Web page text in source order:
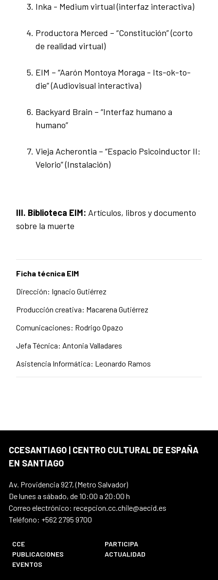
Inka - Medium virtual (interfaz interactiva)
Productora Merced – “Constitución” (corto
de realidad virtual)
EIM – “Aarón Montoya Moraga - Its-ok-to-
die” (Audiovisual interactiva)
Backyard Brain – “Interfaz humano a
humano”
Vieja Acherontia – “Espacio Psicoinductor II:
Velorio” (Instalación)
III. Biblioteca EIM: Artículos, libros y documento
sobre la muerte
Ficha técnica EIM
Dirección: Ignacio Gutiérrez
Producción creativa: Macarena Gutiérrez
Comunicaciones: Rodrigo Opazo
Jefa Técnica: Antonia Valladares
Asistencia Informática: Leonardo Ramos
CCESANTIAGO | CENTRO CULTURAL DE ESPAÑA
EN SANTIAGO
Av. Providencia 927, (Metro Salvador)
De lunes a sábado, de 10:00 a 20:00 h
Correo electrónico: recepcion.cc.chile@aecid.es
Teléfono: +562 2795 9700
CCE
PARTICIPA
PUBLICACIONES
ACTUALIDAD
EVENTOS